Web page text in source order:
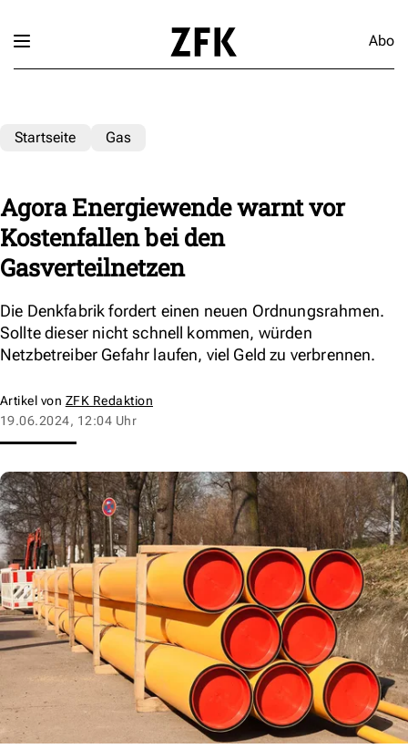
Abo
Startseite Gas
Agora Energiewende warnt vor
Kostenfallen bei den
Gasverteilnetzen
Die Denkfabrik fordert einen neuen Ordnungsrahmen.
Sollte dieser nicht schnell kommen, würden
Netzbetreiber Gefahr laufen, viel Geld zu verbrennen.
Artikel von ZFK Redaktion
19.06.2024, 12:04 Uhr